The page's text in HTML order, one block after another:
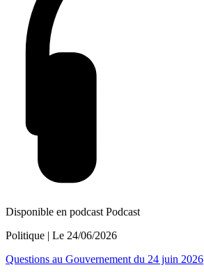
Disponible en podcast Podcast
Politique | Le 24/06/2026
Questions au Gouvernement du 24 juin 2026